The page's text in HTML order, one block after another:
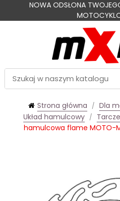
NOWA ODSŁONA
Strona główna Dla
Układ hamulcowy
hamulcowa flame MOTO-